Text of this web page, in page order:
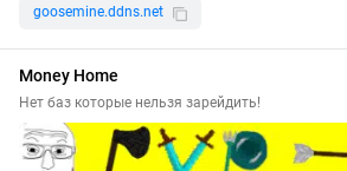
goosemine.ddns.net
Money Home
Нет баз которые нельзя зарейдить!